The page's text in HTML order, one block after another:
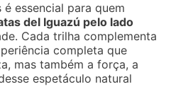
essencial para quem
del Iguazú pelo lado
Cada trilha complementa
completa que
mas também a força, a
espetáculo natural